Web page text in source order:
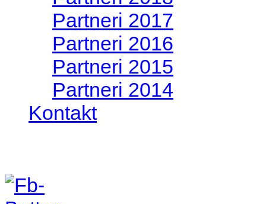
Partneri 2017
Partneri 2016
Partneri 2015
Partneri 2014
Kontakt